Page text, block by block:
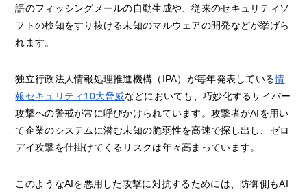
語のフィッシングメールの自動生成や、従来のセキュリティソ
フトの検知をすり抜ける未知のマルウェアの開発などが挙げら
れます。
独立行政法人情報処理推進機構（IPA）が毎年発表している情
報セキュリティ10大脅威などにおいても、巧妙化するサイバー
攻撃への警戒が常に呼びかけられています。攻撃者がAIを用い
て企業のシステムに潜む未知の脆弱性を高速で探し出し、ゼロ
デイ攻撃を仕掛けてくるリスクは年々高まっています。
このようなAIを悪用した攻撃に対抗するためには、防御側もAI